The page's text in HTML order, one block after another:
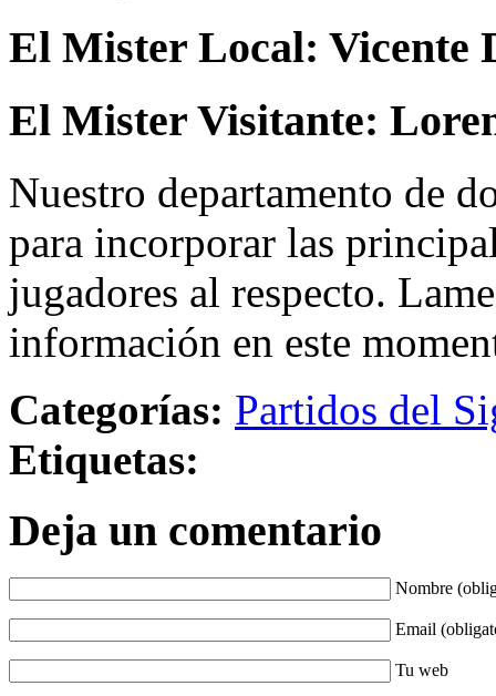
El Mister Local: Vicente
El Mister Visitante:
Nuestro departamento de
para incorporar las
jugadores al respecto.
información en este
Categorías: Partidos del
Etiquetas:
Deja un comentario
Nombre
Email
Tu web